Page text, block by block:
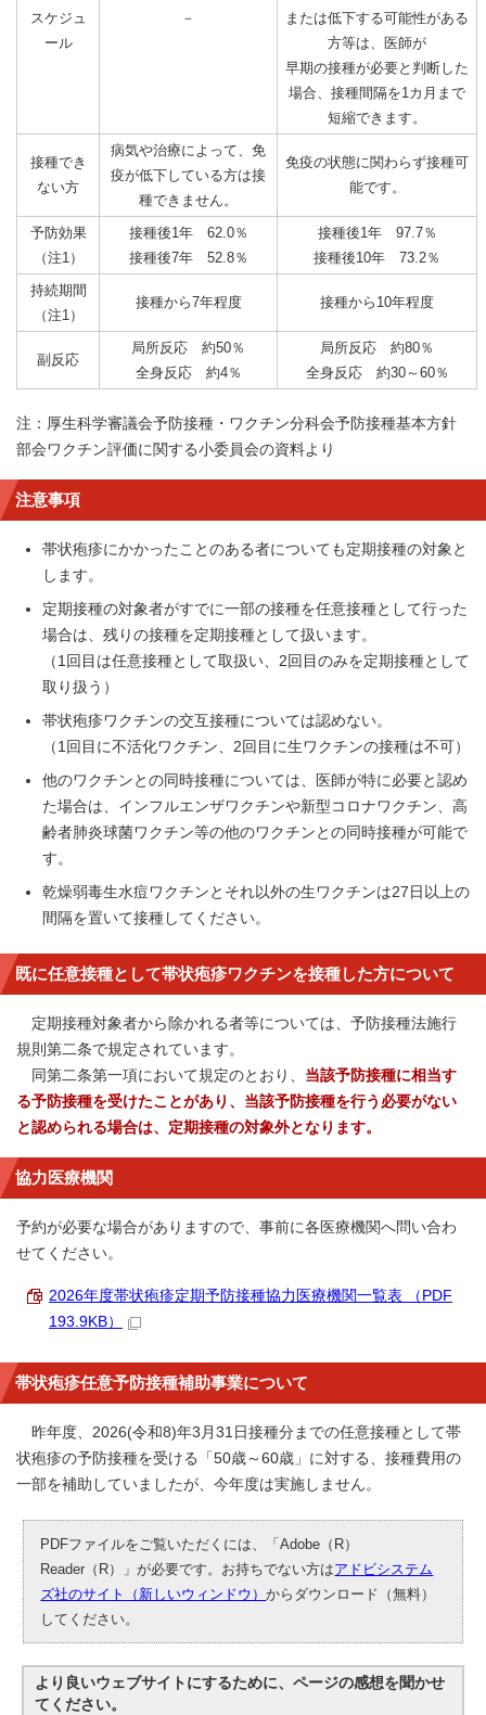
スケジュ
ール
－
または低下する可能性がある
方等は、医師が
早期の接種が必要と判断した
場合、接種間隔を1カ月まで
短縮できます。
接種でき
ない方
病気や治療によって、免
疫が低下している方は接
種できません。
免疫の状態に関わらず接種可
能です。
予防効果
（注1）
接種後1年 62.0％
接種後7年 52.8％
接種後1年 97.7％
接種後10年 73.2％
持続期間
（注1）
接種から7年程度 接種から10年程度
副反応
局所反応 約50％
全身反応 約4％
局所反応 約80％
全身反応 約30～60％
注：厚生科学審議会予防接種・ワクチン分科会予防接種基本方針
部会ワクチン評価に関する小委員会の資料より
注意事項
帯状疱疹にかかったことのある者についても定期接種の対象と
します。
定期接種の対象者がすでに一部の接種を任意接種として行った
場合は、残りの接種を定期接種として扱います。
（1回目は任意接種として取扱い、2回目のみを定期接種として
取り扱う）
帯状疱疹ワクチンの交互接種については認めない。
（1回目に不活化ワクチン、2回目に生ワクチンの接種は不可）
他のワクチンとの同時接種については、医師が特に必要と認め
た場合は、インフルエンザワクチンや新型コロナワクチン、高
齢者肺炎球菌ワクチン等の他のワクチンとの同時接種が可能で
す。
乾燥弱毒生水痘ワクチンとそれ以外の生ワクチンは27日以上の
間隔を置いて接種してください。
既に任意接種として帯状疱疹ワクチンを接種した方について
定期接種対象者から除かれる者等については、予防接種法施行
規則第二条で規定されています。
同第二条第一項において規定のとおり、 当該予防接種に相当す
る予防接種を受けたことがあり、当該予防接種を行う必要がない
と認められる場合は、定期接種の対象外となります。
協力医療機関
予約が必要な場合がありますので、事前に各医療機関へ問い合わ
せてください。
2026年度帯状疱疹定期予防接種協力医療機関一覧表 （PDF
193.9KB）
帯状疱疹任意予防接種補助事業について
昨年度、2026(令和8)年3月31日接種分までの任意接種として帯
状疱疹の予防接種を受ける「50歳～60歳」に対する、接種費用の
一部を補助していましたが、今年度は実施しません。
PDFファイルをご覧いただくには、「Adobe（R）
Reader（R）」が必要です。お持ちでない方はアドビシステム
ズ社のサイト（新しいウィンドウ）からダウンロード（無料）
してください。
より良いウェブサイトにするために、ページの感想を聞かせ
てください。